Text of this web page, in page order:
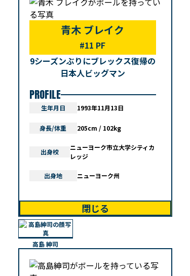
青木 ブレイク
#11 PF
9シーズンぶりにブレックス復帰の
日本人ビッグマン
PROFILE
生年月日 1993年11月13日
身長/体重 205cm / 102kg
出身校
ニューヨーク市立大学シティカ
レッジ
出身地 ニューヨーク州
閉じる
高島 紳司